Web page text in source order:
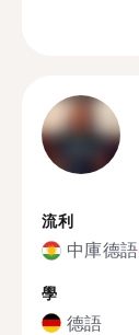
流利
中庫德語
學
德語